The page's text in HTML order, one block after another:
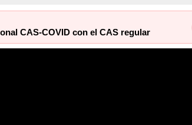
CAS-COVID con el CAS regular